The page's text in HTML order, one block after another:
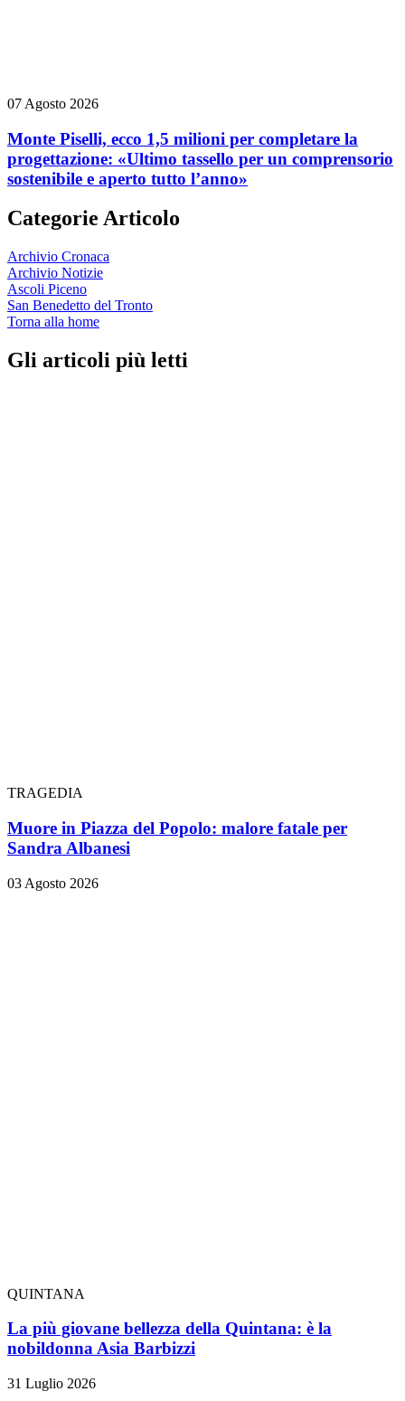
07 Agosto 2026
Monte Piselli, ecco 1,5 milioni per completare la
progettazione: «Ultimo tassello per un comprensorio
sostenibile e aperto tutto l’anno»
Categorie Articolo
Archivio Cronaca
Archivio Notizie
Ascoli Piceno
San Benedetto del Tronto
Torna alla home
Gli articoli più letti
TRAGEDIA
Muore in Piazza del Popolo: malore fatale per
Sandra Albanesi
03 Agosto 2026
QUINTANA
La più giovane bellezza della Quintana: è la
nobildonna Asia Barbizzi
31 Luglio 2026